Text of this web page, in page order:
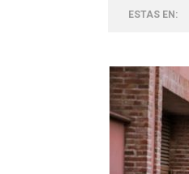
ESTAS EN: